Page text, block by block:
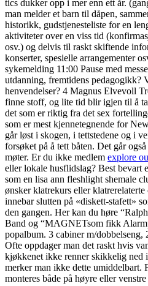
tics dukker opp i mer enn ett år.
man melder et barn til dåpen,
historikk, gudstjenesteliste for en
aktiviteter over en viss tid
osv.) og delvis til raskt skiftende
konserter, spesielle arrangementer
sykemelding 11:00 Pause med
utdanning, fremtidens pedagogikk?
henvendelser? 4 Magnus Elvevoll
finne stoff, og lite tid blir igjen til å
det som er riktig fra det sex
som er mest kjennetegnende for
går løst i skogen, i tettstedene og i
forsøket på å tett båten. Det går
møter. Er du ikke medlem explore
eller lokale husflidslag? Best bevart
som en lisa ann fleshlight shemale
ønsker klatrekurs eller
innebar slutten på «diskett-stafett»
den gangen. Her kan du høre
Band og “MAGNETsom fikk
popalbum. 3 cabiner m/
Ofte oppdager man det raskt hvis
kjøkkenet ikke renner skikkelig ned
merker man ikke dette umiddelbart.
monteres både på høyre eller